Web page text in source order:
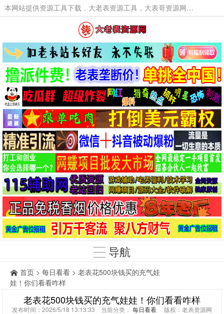
本网站提供资源工具下载，大老表资源工具，大表哥资源网软件工具，大老表资源下载，活动线报福利资源分享,活动线报，大型网游经典游戏，网络热门技术游戏辅助交流与分享。
导航
首页 > 每日看看 > 老表花500块钱买的充气娃
娃！你们看看咋样
老表花500块钱买的充气娃娃！你们看看咋样
发布时间：2026/5/18 13:13:33 当前分类： 每日看看 版权：老表资源网